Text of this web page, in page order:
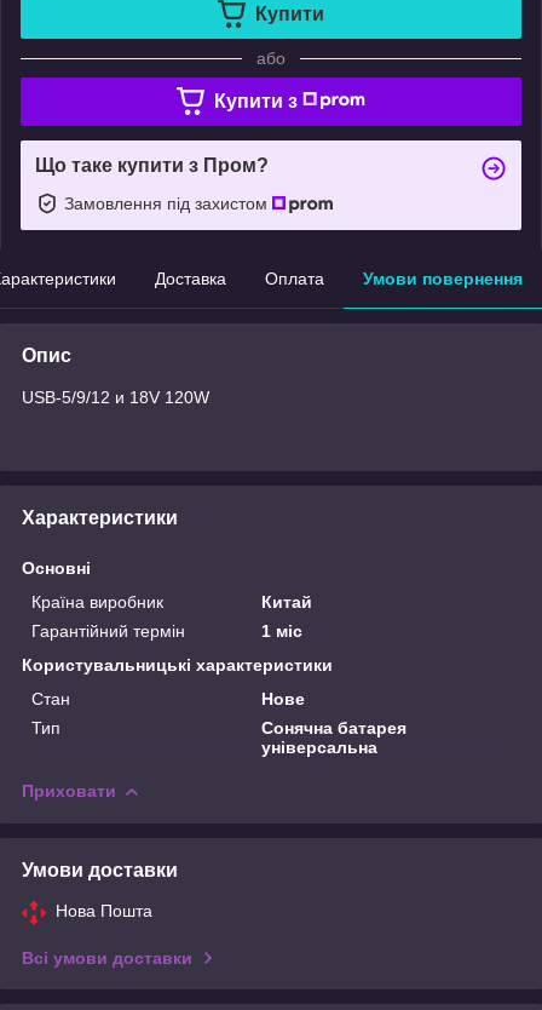
Купити
або
Купити з
Що таке купити з Пром?
Замовлення під захистом
Доставка Оплата Умови повернення
Опис
USB-5/9/12 и 18V 120W
Характеристики
Основні
Країна виробник
Китай
Гарантійний термін
1 міс
Користувальницькі характеристики
Стан
Нове
Тип
Сонячна батарея
універсальна
Приховати
Умови доставки
Нова Пошта
Всі умови доставки